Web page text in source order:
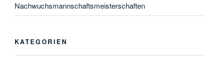
Nachwuchsmannschaftsmeisterschaften
KATEGORIEN